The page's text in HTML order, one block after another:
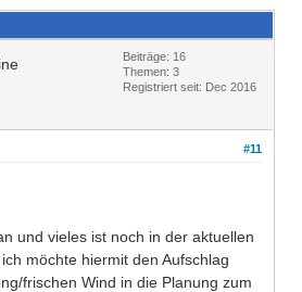
Beiträge: 16
Themen: 3
Registriert seit: Dec 2016
#11
und vieles ist noch in der aktuellen
möchte hiermit den Aufschlag
frischen Wind in die Planung zum